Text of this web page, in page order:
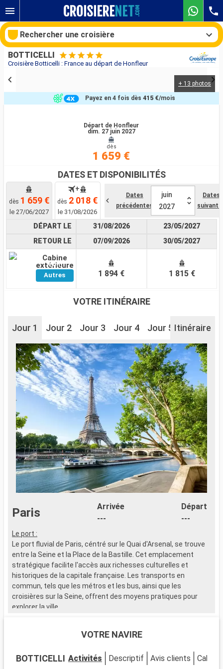
Croisière Botticelli : France au départ de Honfleur
BOTTICELLI
+ 13 photos
Départ de Honfleur
dim. 27 juin 2027
dès
1 659 €
Payez en 4 fois dès 415 €/mois
DATES ET DISPONIBILITÉS
dès 1 659 €
le 27/06/2027
+
dès 2 018 €
le 31/08/2026
Dates
précédentes
juin
2027
Dates
DÉPART LE
RETOUR LE
Cabine
extérieure
Voir
Autres
31/08/2026
07/09/2026
1 894 €
23/05/2027
30/05/2027
1 815 €
VOTRE ITINÉRAIRE
Jour 1 Jour 2 Jour 3 Jour 4 Jour 5 Jour 6
Itinéraire
Paris
Arrivée
---
Départ
---
Le port :
Le port fluvial de Paris, céntré sur le Quai d'Arsenal, se trouve
entre la Seine et la Place de la Bastille. Cet emplacement
stratégique facilite l'accès aux richesses culturelles et
historiques de la capitale française. Les transports en
commun, tels que les métros et les bus, ainsi que les
croisières sur la Seine, offrent des moyens pratiques pour
explorer la ville.
Paris, ville de lumière et d'histoire, propose une multitude de
Bastille et le quartier du Marais, avec ses nombreuses
VOTRE NAVIRE
BOTTICELLI Activités Descriptif Avis clients
Rechercher une croisière
Compagnies
Rechercher